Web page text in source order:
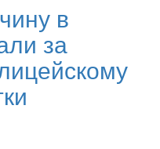
в
за